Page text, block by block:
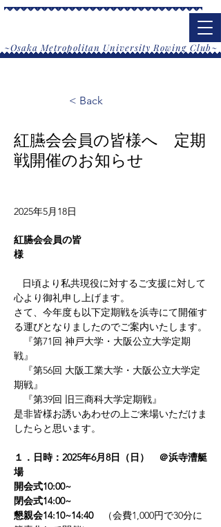
​~Osaka Metropolitan University Rowing Club~
< Back
紅臙会会員の皆様へ 定期
戦開催のお知らせ
2025年5月18日
紅臙会会員の皆
様
日頃より私共現役に対するご支援に対して
心より御礼申し上げます。
さて、今年度も以下定期戦を浜寺にて開催す
る運びとなりましたのでご案内いたします。
『第71回 神戸大学・大阪公立大学定期
戦』
『第56回 大阪工業大学・大阪公立大学定
期戦』
『第39回 旧三商科大学定期戦』
是非皆様お誘いあわせの上ご来場いただけま
したらと思います。
１．日時：2025年6月8日（日）　＠浜寺漕艇
場
開会式10:00~
閉会式14:00~
懇親会14:10~14:40 （会費1,000円で30分に